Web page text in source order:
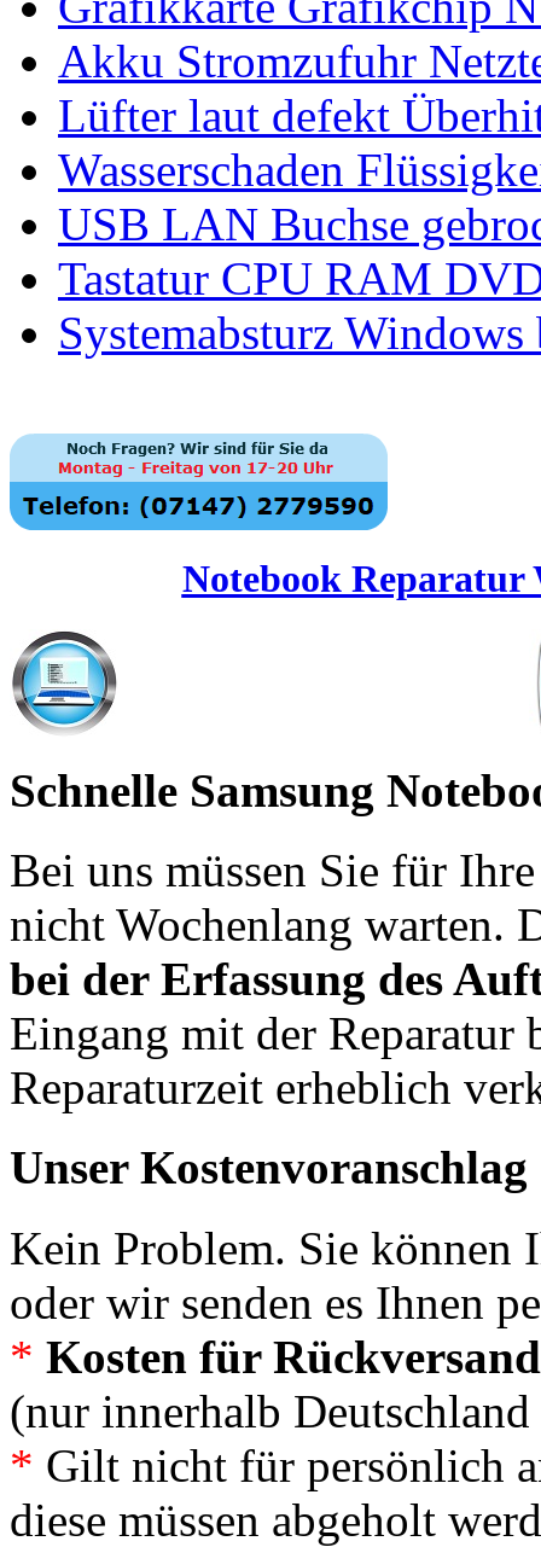
Akku Stromzufuhr
Lüfter laut defekt
Wasserschaden
USB LAN Buchse
Tastatur CPU RAM
Systemabsturz
Notebook Reparatur
Schnelle Samsung
Bei uns müssen Sie für
nicht Wochenlang warten.
bei der Erfassung des
Eingang mit der Reparatur
Reparaturzeit erheblich
Unser
Kein Problem. Sie können
oder wir senden es Ihnen
* Kosten für
(nur innerhalb
* Gilt nicht für persönlich
diese müssen abgeholt